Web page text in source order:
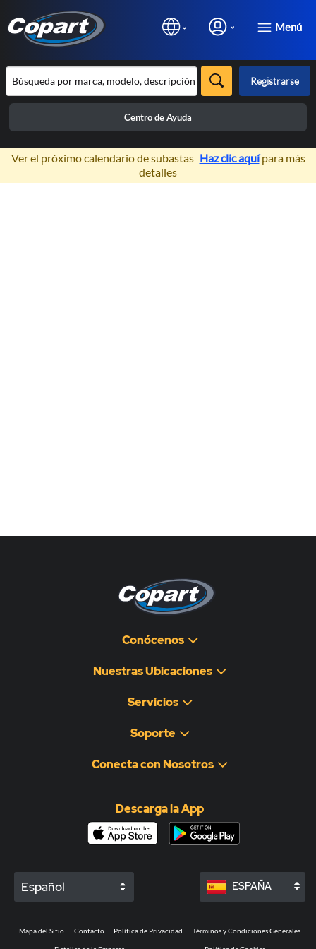
Menú
Registrarse
Centro de Ayuda
×
Ver el próximo calendario de subastas Haz clic aquípara más
detalles
Conócenos
Nuestras Ubicaciones
Servicios
Soporte
Conecta con Nosotros
Descarga la App
Español ESPAÑA
Mapa del Sitio Contacto Política de Privacidad Términos y Condiciones Generales